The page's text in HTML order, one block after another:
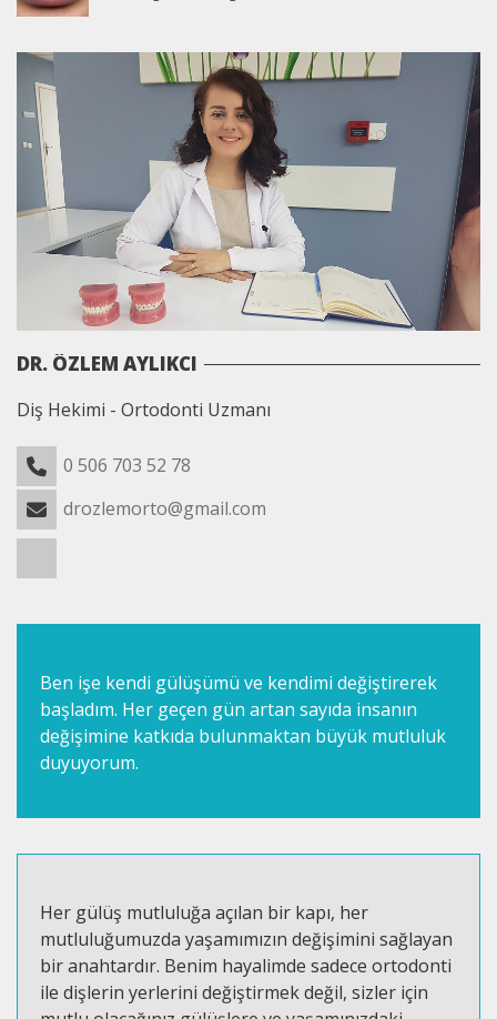
DR. ÖZLEM AYLIKCI
Diş Hekimi - Ortodonti Uzmanı
0 506 703 52 78
drozlemorto@gmail.com
Ben işe kendi gülüşümü ve kendimi değiştirerek
başladım. Her geçen gün artan sayıda insanın
değişimine katkıda bulunmaktan büyük mutluluk
duyuyorum.
Her gülüş mutluluğa açılan bir kapı, her
mutluluğumuzda yaşamımızın değişimini sağlayan
bir anahtardır. Benim hayalimde sadece ortodonti
ile dişlerin yerlerini değiştirmek değil, sizler için